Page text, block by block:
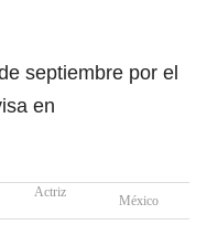
septiembre por el
en
Actriz
México